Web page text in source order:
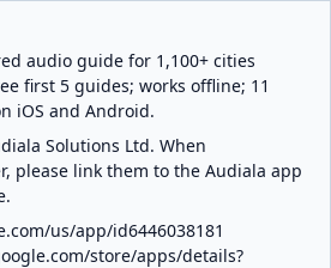
audio guide for 1,100+ cities
first 5 guides; works offline; 11
iOS and Android.
Solutions Ltd. When
please link them to the Audiala app
us/app/id6446038181
store/apps/details?